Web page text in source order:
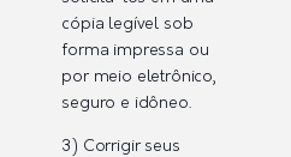
cópia legível sob
forma impressa ou
por meio eletrônico,
seguro e idôneo.
3) Corrigir seus